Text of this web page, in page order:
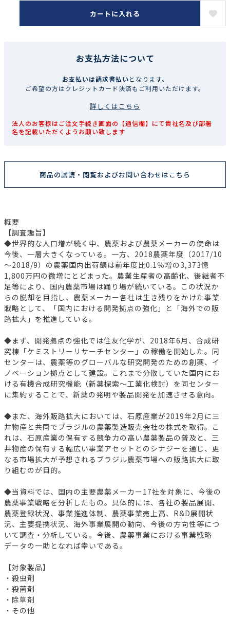
カートに入れる
お支払方法について
お支払いは請求書払いとなります。
ご希望の方はクレジットカード決済もご利用いただけます。
詳しくはこちら
法人のお客様はご注文手続き画面の【通信欄】にて貴社名及び部署
名を記載いただくようお願い致します
商品の試読・閲覧およびお問い合わせはこちら
概要
【調査趣旨】
◆世界的な人口増が続く中、農薬および農薬メーカーの使命は
今後、一層大きくなっている。一方、2018農薬年度（2017/10
～2018/9）の農薬国内出荷額は前年度比0.1％増の3,373憶
1,800万円の微増にとどまった。農業生産者の高齢化、後継者不
足等により、国内農薬市場は踊り場が続いている。この状況か
らの脱却を目指し、農薬メーカー各社は生き残りをかけた事業
戦略として、「国内における開発拠点の強化」と「海外での販
路拡大」を推進している。
◆まず、開発拠点の強化では住友化学が、2018年6月、合成研
究棟「ケミストリーリサーチセンター」の稼働を開始した。同
センターは、農薬等のグローバルな研究開発のための創薬、イ
ノベーション拠点として建設。これまで分散していた国内にお
ける有機合成研究機能（新薬探索～工業化検討）を同センター
に集約することで、新薬の発明や製品開発を加速させる意向。
◆また、海外販路拡大においては、石原産業が2019年2月に三
井物産と共同でブラジルの農薬製造販売会社の株式を取得。こ
れは、石原産業の保有する競争力の高い農薬製品の普及と、三
井物産の保有する幅広い事業アセットとのシナジーを通じ、更
なる市場拡大が予想されるブラジル農薬市場への販路拡大に取
り組むのが目的。
◆当資料では、国内の主要農薬メーカー17社を対象に、今後の
農薬事業戦略を分析したもの。具体的には、各社の製品展開、
農薬登録状況、事業推進体制、農薬事業売上高、R&D展開状
況、主要提携状況、海外事業展開の動向、今後の方向性等につ
いて調査・分析している。今後、農薬事業における事業戦略
データの一助となれば幸いである。
【対象製品】
・殺虫剤
・殺菌剤
・除草剤
・その他